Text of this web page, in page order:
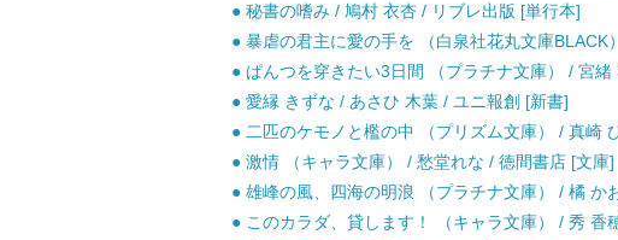
● 秘書の嗜み / 鳩村 衣杏 / リブレ出版 [単行本]
● 暴虐の君主に愛の手を （白泉社花丸文庫BLACK
● ぱんつを穿きたい3日間 （プラチナ文庫） / 宮
● 愛縁 きずな / あさひ 木葉 / ユニ報創 [新書]
● 二匹のケモノと檻の中 （プリズム文庫） / 真崎
● 激情 （キャラ文庫） / 愁堂れな / 徳間書店 [文庫]
● 雄峰の風、四海の明浪 （プラチナ文庫） / 橘 か
● このカラダ、貸します！ （キャラ文庫） / 秀 香